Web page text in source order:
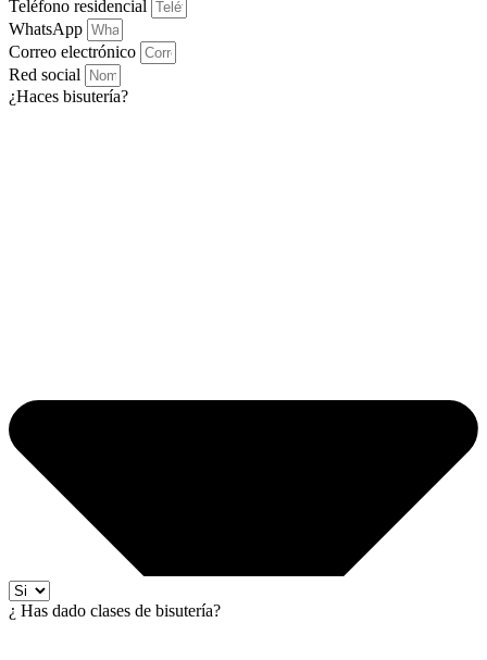
Teléfono residencial
WhatsApp
Correo electrónico
Red social
¿Haces bisutería?
¿ Has dado clases de bisutería?